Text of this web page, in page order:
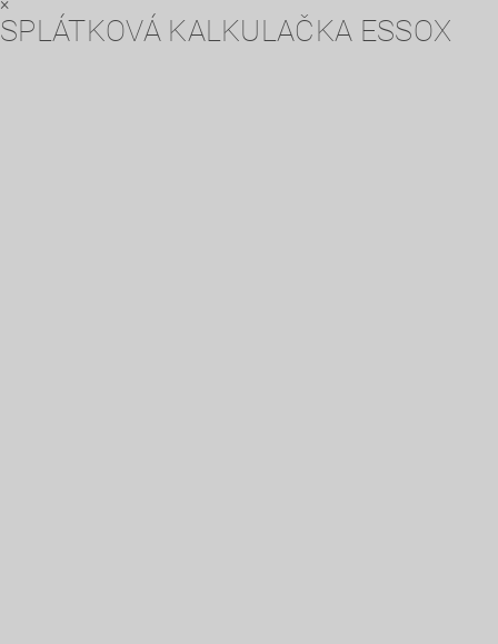
SPLÁTKOVÁ KALKULAČKA ESSOX